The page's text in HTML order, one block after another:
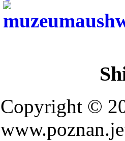
Copyright ©